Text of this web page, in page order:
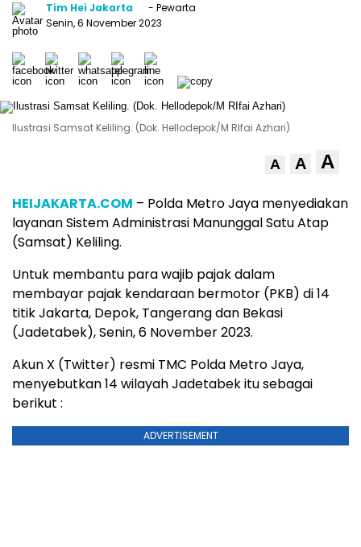
Tim Hei Jakarta
- Pewarta
Senin, 6 November 2023
Ilustrasi Samsat Keliling. (Dok. Hellodepok/M RIfai Azhari)
A A A
HEIJAKARTA.COM – Polda Metro Jaya menyediakan
layanan Sistem Administrasi Manunggal Satu Atap
(Samsat) Keliling.
Untuk membantu para wajib pajak dalam
membayar pajak kendaraan bermotor (PKB) di 14
titik Jakarta, Depok, Tangerang dan Bekasi
(Jadetabek), Senin, 6 November 2023.
Akun X (Twitter) resmi TMC Polda Metro Jaya,
menyebutkan 14 wilayah Jadetabek itu sebagai
berikut :
ADVERTISEMENT